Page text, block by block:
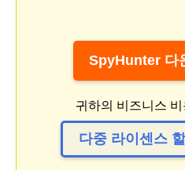
SpyHunter 다
귀하의 비즈니스
다중 라이센스